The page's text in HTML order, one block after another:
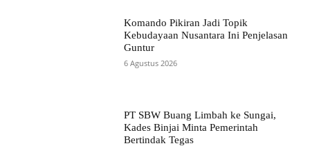
Komando Pikiran Jadi Topik
Kebudayaan Nusantara Ini Penjelasan
Guntur
6 Agustus 2026
PT SBW Buang Limbah ke Sungai,
Kades Binjai Minta Pemerintah
Bertindak Tegas